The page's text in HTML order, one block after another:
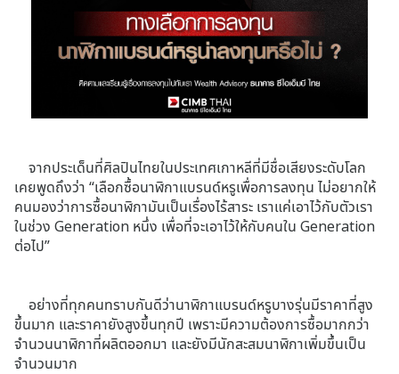
จากประเด็นที่ศิลปินไทยในประเทศเกาหลีที่มีชื่อเสียงระดับโลก
เคยพูดถึงว่า “เลือกซื้อนาฬิกาแบรนด์หรูเพื่อการลงทุน ไม่อยากให้
คนมองว่าการซื้อนาฬิกามันเป็นเรื่องไร้สาระ เราแค่เอาไว้กับตัวเรา
ในช่วง Generation หนึ่ง เพื่อที่จะเอาไว้ให้กับคนใน Generation
ต่อไป”
อย่างที่ทุกคนทราบกันดีว่านาฬิกาแบรนด์หรูบางรุ่นมีราคาที่สูง
ขึ้นมาก และราคายังสูงขึ้นทุกปี เพราะมีความต้องการซื้อมากกว่า
จำนวนนาฬิกาที่ผลิตออกมา และยังมีนักสะสมนาฬิกาเพิ่มขึ้นเป็น
จำนวนมาก